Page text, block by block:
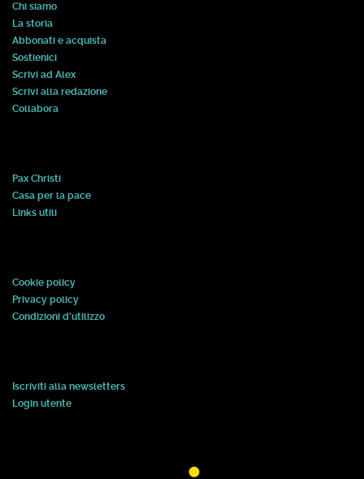
Chi siamo
La storia
Abbonati e acquista
Sostienici
Scrivi ad Alex
Scrivi alla redazione
Collabora
Pax Christi
Casa per la pace
Links utili
Cookie policy
Privacy policy
Condizioni d'utilizzo
Iscriviti alla newsletters
Login utente